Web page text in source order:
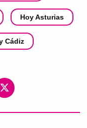
Hoy Asturias
Cádiz